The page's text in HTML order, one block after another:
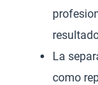
La
como